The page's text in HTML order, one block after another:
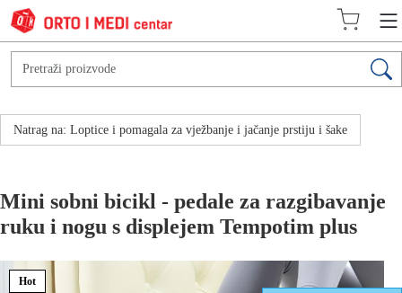
Natrag na: Loptice i pomagala za vježbanje i jačanje prstiju i šake
Mini sobni bicikl - pedale za razgibavanje
ruku i nogu s displejem Tempotim plus
Hot